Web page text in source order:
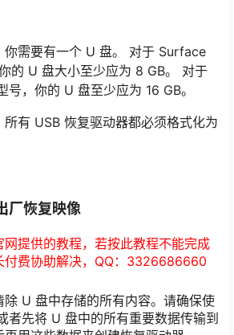
你需要有一个 U 盘。 对于 Surface
的 U 盘大小至少应为 8 GB。 对于
，你的 U 盘至少应为 16 GB。
有 USB 恢复驱动器都必须格式化为
厂恢复映像
提供的教程，若按此教程不能完成
付费协助解决，QQ：3326686660
U 盘中存储的所有内容。请确保使
者先将 U 盘中的所有重要数据传输到